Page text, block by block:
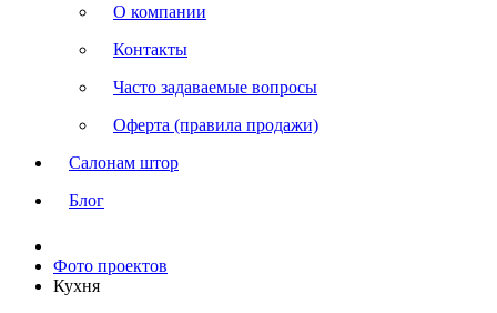
О компании
Контакты
Часто задаваемые вопросы
Оферта (правила продажи)
Салонам штор
Блог
Фото проектов
Кухня